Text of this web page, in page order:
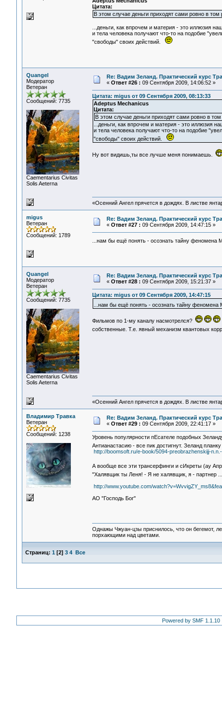
Цитата:
В этом случае деньги приходят сами ровно в
...деньги, как впрочем и материя - это иллюзия
и тела человека получают что-то на подобие
"свободы" своих действий.
Quangel
Модератор
Ветеран
Сообщений: 7735
Сaementarius Civitas
Solis Aeterna
Re: Вадим Зеланд. Практический курс
« Ответ #26 : 09 Сентября 2009, 14:06:52 »
Цитата: migus от 09 Сентября 2009, 08:13:33
Adeptus Mechanicus
Цитата:
В этом случае деньги приходят сами ровно в
...деньги, как впрочем и материя - это иллюзия
и тела человека получают что-то на подобие
"свободы" своих действий.
Ну вот видишь,ты все лучше меня понимаешь.
«Осенний Ангел прячется в дождях. В листве
migus
Ветеран
Сообщений: 1789
Re: Вадим Зеланд. Практический курс
« Ответ #27 : 09 Сентября 2009, 14:47:15 »
...нам бы ещё понять - осознать тайну феномена
Quangel
Модератор
Ветеран
Сообщений: 7735
Сaementarius Civitas
Solis Aeterna
Re: Вадим Зеланд. Практический курс
« Ответ #28 : 09 Сентября 2009, 15:21:37 »
Цитата: migus от 09 Сентября 2009, 14:47:15
...нам бы ещё понять - осознать тайну
Фильмов по 1-му каналу насмотрелся?
собственные. Т.е. явный механизм квантовых
«Осенний Ангел прячется в дождях. В листве
Владимир Травка
Ветеран
Сообщений: 1238
Re: Вадим Зеланд. Практический курс
« Ответ #29 : 09 Сентября 2009, 22:41:17 »
Уровень популярности пЕсателе подобных
Антианастасию - все пик достигнут. Зеланд
http://boomsoft.ru/e-book/5094-preobrazhenskijj-
А вообще все эти трансерфинги и сИкреты (ау
"Халявщик ты Леня! - Я не халявщик, я - партнер
http://www.youtube.com/
АО "Господь Бог"
Однажы Чжуан-цзы приснилось, что он бегемот,
порхающими над цветами.
Страниц: 1 [2] 3 4 Все
Powered by SMF 1.1.10